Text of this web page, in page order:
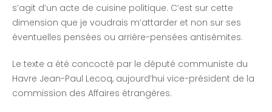
s’agit d’un acte de cuisine politique. C’est sur cette
dimension que je voudrais m’attarder et non sur ses
éventuelles pensées ou arrière-pensées antisémites.
Le texte a été concocté par le député communiste du
Havre Jean-Paul Lecoq, aujourd’hui vice-président de la
commission des Affaires étrangères.